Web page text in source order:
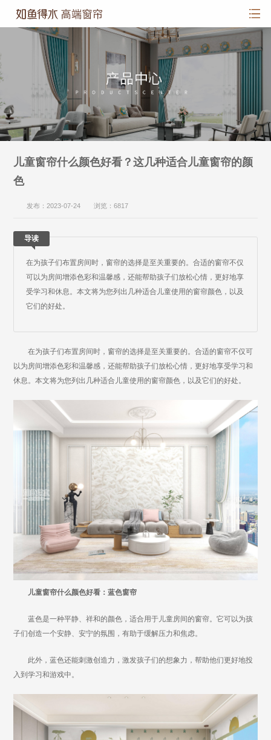
儿童窗帘什么颜色好看？这几种适合儿童窗帘的颜
色
发布：2023-07-24 浏览：6817
导读
在为孩子们布置房间时，窗帘的选择是至关重要的。合适的窗帘不仅
可以为房间增添色彩和温馨感，还能帮助孩子们放松心情，更好地享
受学习和休息。本文将为您列出几种适合儿童使用的窗帘颜色，以及
它们的好处。
在为孩子们布置房间时，窗帘的选择是至关重要的。合适的窗帘不仅可
以为房间增添色彩和温馨感，还能帮助孩子们放松心情，更好地享受学习和
休息。本文将为您列出几种适合儿童使用的窗帘颜色，以及它们的好处。
儿童窗帘什么颜色好看：蓝色窗帘
蓝色是一种平静、祥和的颜色，适合用于儿童房间的窗帘。它可以为孩
子们创造一个安静、安宁的氛围，有助于缓解压力和焦虑。
此外，蓝色还能刺激创造力，激发孩子们的想象力，帮助他们更好地投
入到学习和游戏中。